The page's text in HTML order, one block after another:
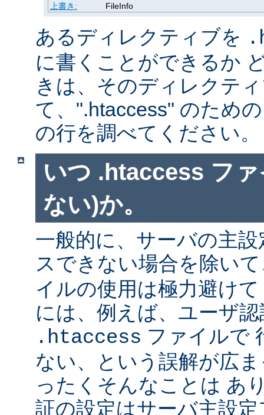
上書き:
FileInfo
あるディレクティブを
に書くことができるか
きは、そのディレクテ
て、".htaccess" のため
の行を調べてください。
いつ .htaccess フ
ない)か。
一般的に、サーバの主
スできない場合を除い
イルの使用は極力避け
には、例えば、ユーザ
.htaccess ファイルで
ない、という誤解が広
ったくそんなことは あ
証の設定はサーバ主設